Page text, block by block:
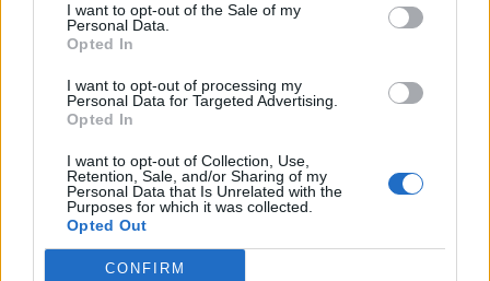
I want to opt-out of the Sale of my
Personal Data.
Opted In
I want to opt-out of processing my
Personal Data for Targeted Advertising.
Opted In
I want to opt-out of Collection, Use,
Retention, Sale, and/or Sharing of my
Personal Data that Is Unrelated with the
Purposes for which it was collected.
Opted Out
CONFIRM
directeur, le projet médical, socle du projet d’établissement.